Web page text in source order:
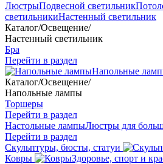
ЛюстрыПодвесной светильник
светильникиНастенный светильник
Каталог/Освещение/
Настенный светильник
Бра
Перейти в раздел
Напольные
Каталог/Освещение/
Напольные лампы
Торшеры
Перейти в раздел
Настольные лампыЛюстры для
Перейти в раздел
Скульптуры, бюсты, статуи
Ковры
Здоровье, спорт и